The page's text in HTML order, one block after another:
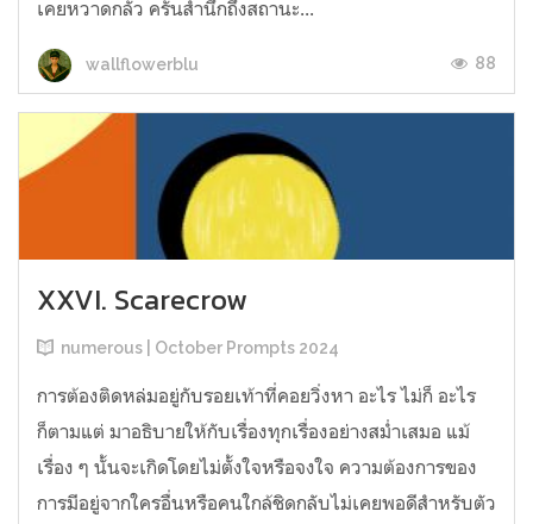
เคยหวาดกลัว ครั้นสำนึกถึงสถานะ...
wallflowerblu 88
XXVI. Scarecrow
numerous | October Prompts 2024
การต้องติดหล่มอยู่กับรอยเท้าที่คอยวิ่งหา อะไร ไม่ก็ อะไร
ก็ตามแต่ มาอธิบายให้กับเรื่องทุกเรื่องอย่างสม่ำเสมอ แม้
เรื่อง ๆ นั้นจะเกิดโดยไม่ตั้งใจหรือจงใจ ความต้องการของ
การมีอยู่จากใครอื่นหรือคนใกล้ชิดกลับไม่เคยพอดีสำหรับตัว